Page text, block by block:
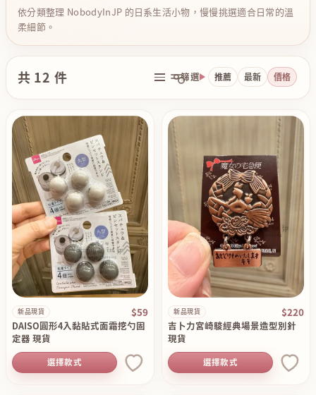
依分類整理 NobodyInJP 的日系生活小物，慢慢挑選適合日常的溫
柔細節。
共 12 件 篩選 推薦 最新 價格
新品現貨 $59
DAISO圓形4入黏貼式面霜挖勺固
定器 現貨
選擇款式
新品現貨 $220
吉卜力宮崎駿經典場景造型別針
現貨
選擇款式